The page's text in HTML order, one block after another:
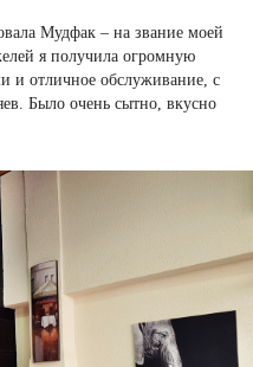
Мудфак – на звание моей
я получила огромную
и отличное обслуживание, с
Было очень сытно, вкусно